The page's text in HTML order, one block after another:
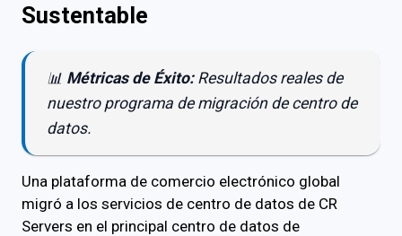
Sustentable
📊 Métricas de Éxito:Resultados reales de
nuestro programa de migración de centro de
datos.
Una plataforma de comercio electrónico global
migró a los servicios de centro de datos de CR
Servers en el principal centro de datos de